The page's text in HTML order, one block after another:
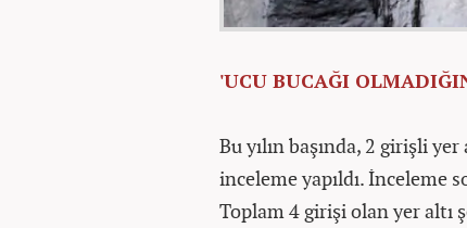
'UCU BUCAĞI
Bu yılın başında, 2 girişli
inceleme yapıldı. İnceleme
Toplam 4 girişi olan yer